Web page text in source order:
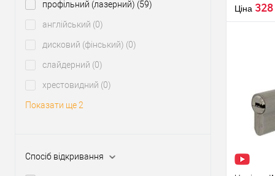
профільний (лазерний) (59)
англійський (0)
дисковий (фінський) (0)
слайдерний (0)
хрестовидний (0)
Показати ще 2
Спосіб відкривання
серцевини
Ціна 328
Виробник